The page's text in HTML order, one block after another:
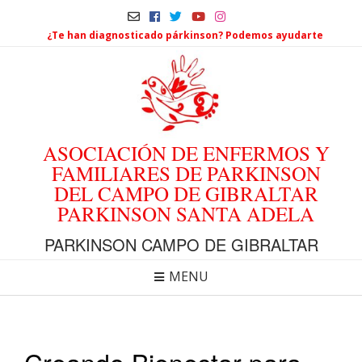
¿Te han diagnosticado párkinson? Podemos ayudarte
ASOCIACIÓN DE ENFERMOS Y
FAMILIARES DE PARKINSON
DEL CAMPO DE GIBRALTAR
PARKINSON SANTA ADELA
PARKINSON CAMPO DE GIBRALTAR
MENU